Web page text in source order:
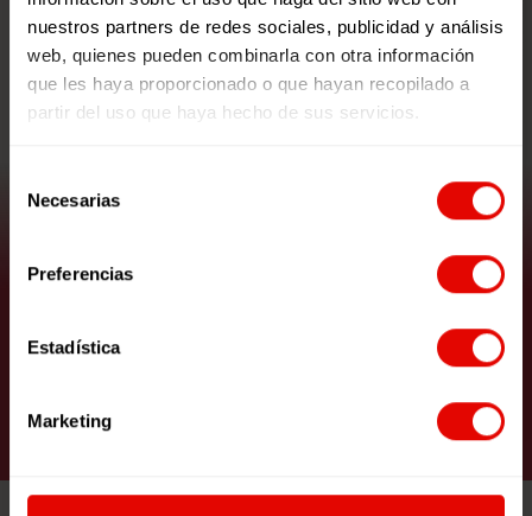
nuestros partners de redes sociales, publicidad y análisis
web, quienes pueden combinarla con otra información
que les haya proporcionado o que hayan recopilado a
partir del uso que haya hecho de sus servicios.
Necesarias
Preferencias
Estadística
Marketing
Un Mundo de Cuento: Unidad